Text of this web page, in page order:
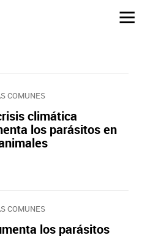
COMUNES
climática
los parásitos en
COMUNES
los parásitos